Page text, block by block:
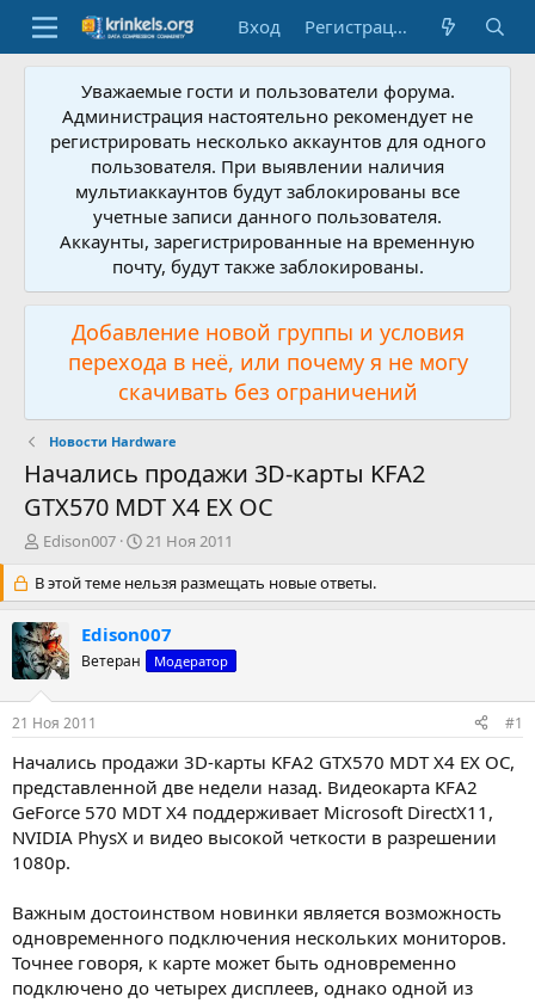
Вход Регистрация
Уважаемые гости и пользователи форума.
Администрация настоятельно рекомендует не
регистрировать несколько аккаунтов для одного
пользователя. При выявлении наличия
мультиаккаунтов будут заблокированы все
учетные записи данного пользователя.
Аккаунты, зарегистрированные на временную
почту, будут также заблокированы.
Добавление новой группы и условия
перехода в неё, или почему я не могу
скачивать без ограничений
Новости Hardware
Начались продажи 3D-карты KFA2
GTX570 MDT X4 EX OC
А
т
о
р
т
е
м
Edison007
Д
т
а
н
а
ч
а
21 Ноя 2011
В этой теме нельзя размещать новые ответы.
Edison007
Ветеран Модератор
21 Ноя 2011 #1
Начались продажи 3D-карты KFA2 GTX570 MDT X4 EX OC,
представленной две недели назад. Видеокарта KFA2
GeForce 570 MDT X4 поддерживает Microsoft DirectX11,
NVIDIA PhysX и видео высокой четкости в разрешении
1080p.
Важным достоинством новинки является возможность
одновременного подключения нескольких мониторов.
Точнее говоря, к карте может быть одновременно
подключено до четырех дисплеев, однако одной из